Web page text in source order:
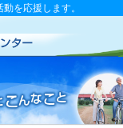
を応援します。